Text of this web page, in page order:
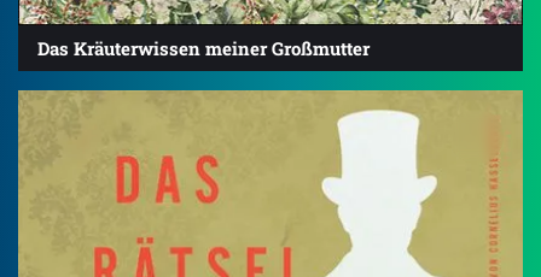
Das Kräuterwissen meiner Großmutter